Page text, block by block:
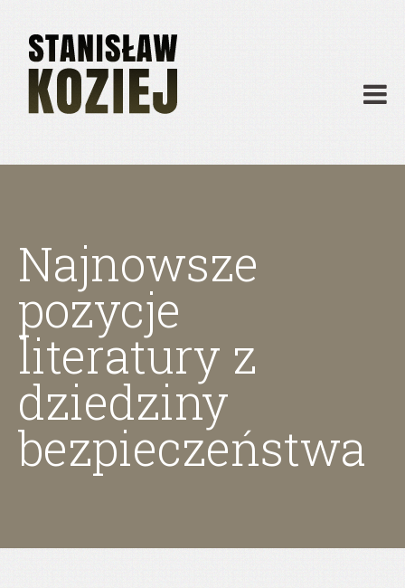
Publikacje
Działalność
Materiały dydaktyczne
Najnowsze
pozycje
literatury z
dziedziny
bezpieczeństwa